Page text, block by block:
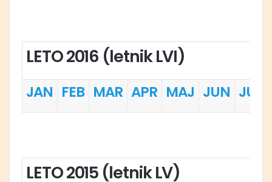
LETO 2016 (letnik LVI)
JAN FEB MAR APR MAJ JUN JUL
LETO 2015 (letnik LV)